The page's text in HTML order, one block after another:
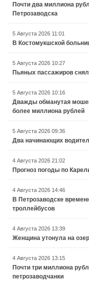
Почти два миллиона
Петрозаводска
5 Августа 2026 11:01
В Костомукшской
5 Августа 2026 10:27
Пьяных пассажиров
5 Августа 2026 10:16
Дважды обманутая
более миллиона рублей
5 Августа 2026 09:36
Два начинающих
4 Августа 2026 21:02
Прогноз погоды по
4 Августа 2026 14:46
В Петрозаводске
троллейбусов
4 Августа 2026 13:39
Женщина утонула на
4 Августа 2026 13:15
Почти три миллиона
петрозаводчанки